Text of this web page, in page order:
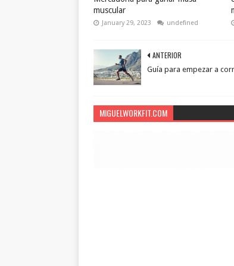
muscular
January 29, 2023 undefined
ANTERIOR
Guía para empezar a
MIGUELWORKFIT.COM